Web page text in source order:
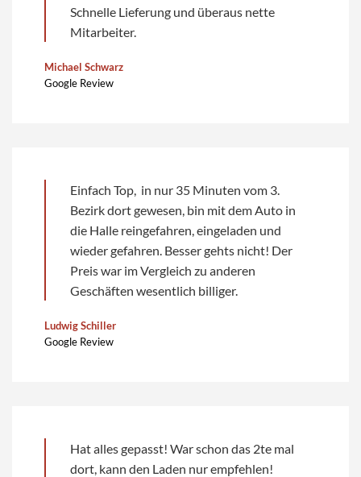
Schnelle Lieferung und überaus nette
Mitarbeiter.
Michael Schwarz
Google Review
Einfach Top, in nur 35 Minuten vom 3.
Bezirk dort gewesen, bin mit dem Auto in
die Halle reingefahren, eingeladen und
wieder gefahren. Besser gehts nicht! Der
Preis war im Vergleich zu anderen
Geschäften wesentlich billiger.
Ludwig Schiller
Google Review
Hat alles gepasst! War schon das 2te mal
dort, kann den Laden nur empfehlen!